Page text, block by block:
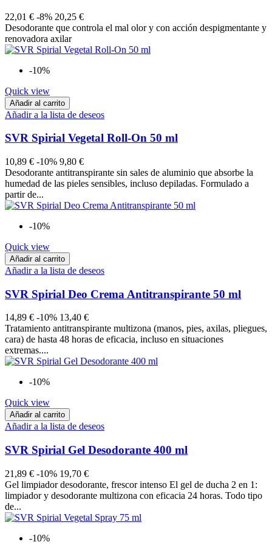
22,01 € -8% 20,25 €
Desodorante que controla el mal olor y con acción despigmentante y
renovadora axilar
-10%
Quick view
Añadir al carrito
Añadir a la lista de deseos
SVR Spirial Vegetal Roll-On 50 ml
10,89 € -10% 9,80 €
Desodorante antitranspirante sin sales de aluminio que absorbe la
humedad de las pieles sensibles, incluso depiladas. Formulado a
partir de...
-10%
Quick view
Añadir al carrito
Añadir a la lista de deseos
SVR Spirial Deo Crema Antitranspirante 50 ml
14,89 € -10% 13,40 €
Tratamiento antitranspirante multizona (manos, pies, axilas, pliegues,
cara) de hasta 48 horas de eficacia, incluso en situaciones
extremas....
-10%
Quick view
Añadir al carrito
Añadir a la lista de deseos
SVR Spirial Gel Desodorante 400 ml
21,89 € -10% 19,70 €
Gel limpiador desodorante, frescor intenso El gel de ducha 2 en 1:
limpiador y desodorante multizona con eficacia 24 horas. Todo tipo
de...
-10%